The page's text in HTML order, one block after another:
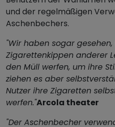
und der regelmäßigen
Aschenbechers.
"Wir haben sogar
Zigarettenkippen anderer
den Müll werfen, um ihre
ziehen es aber
Nutzer ihre Zigaretten
werfen."Arcola theater
"Der Aschenbecher